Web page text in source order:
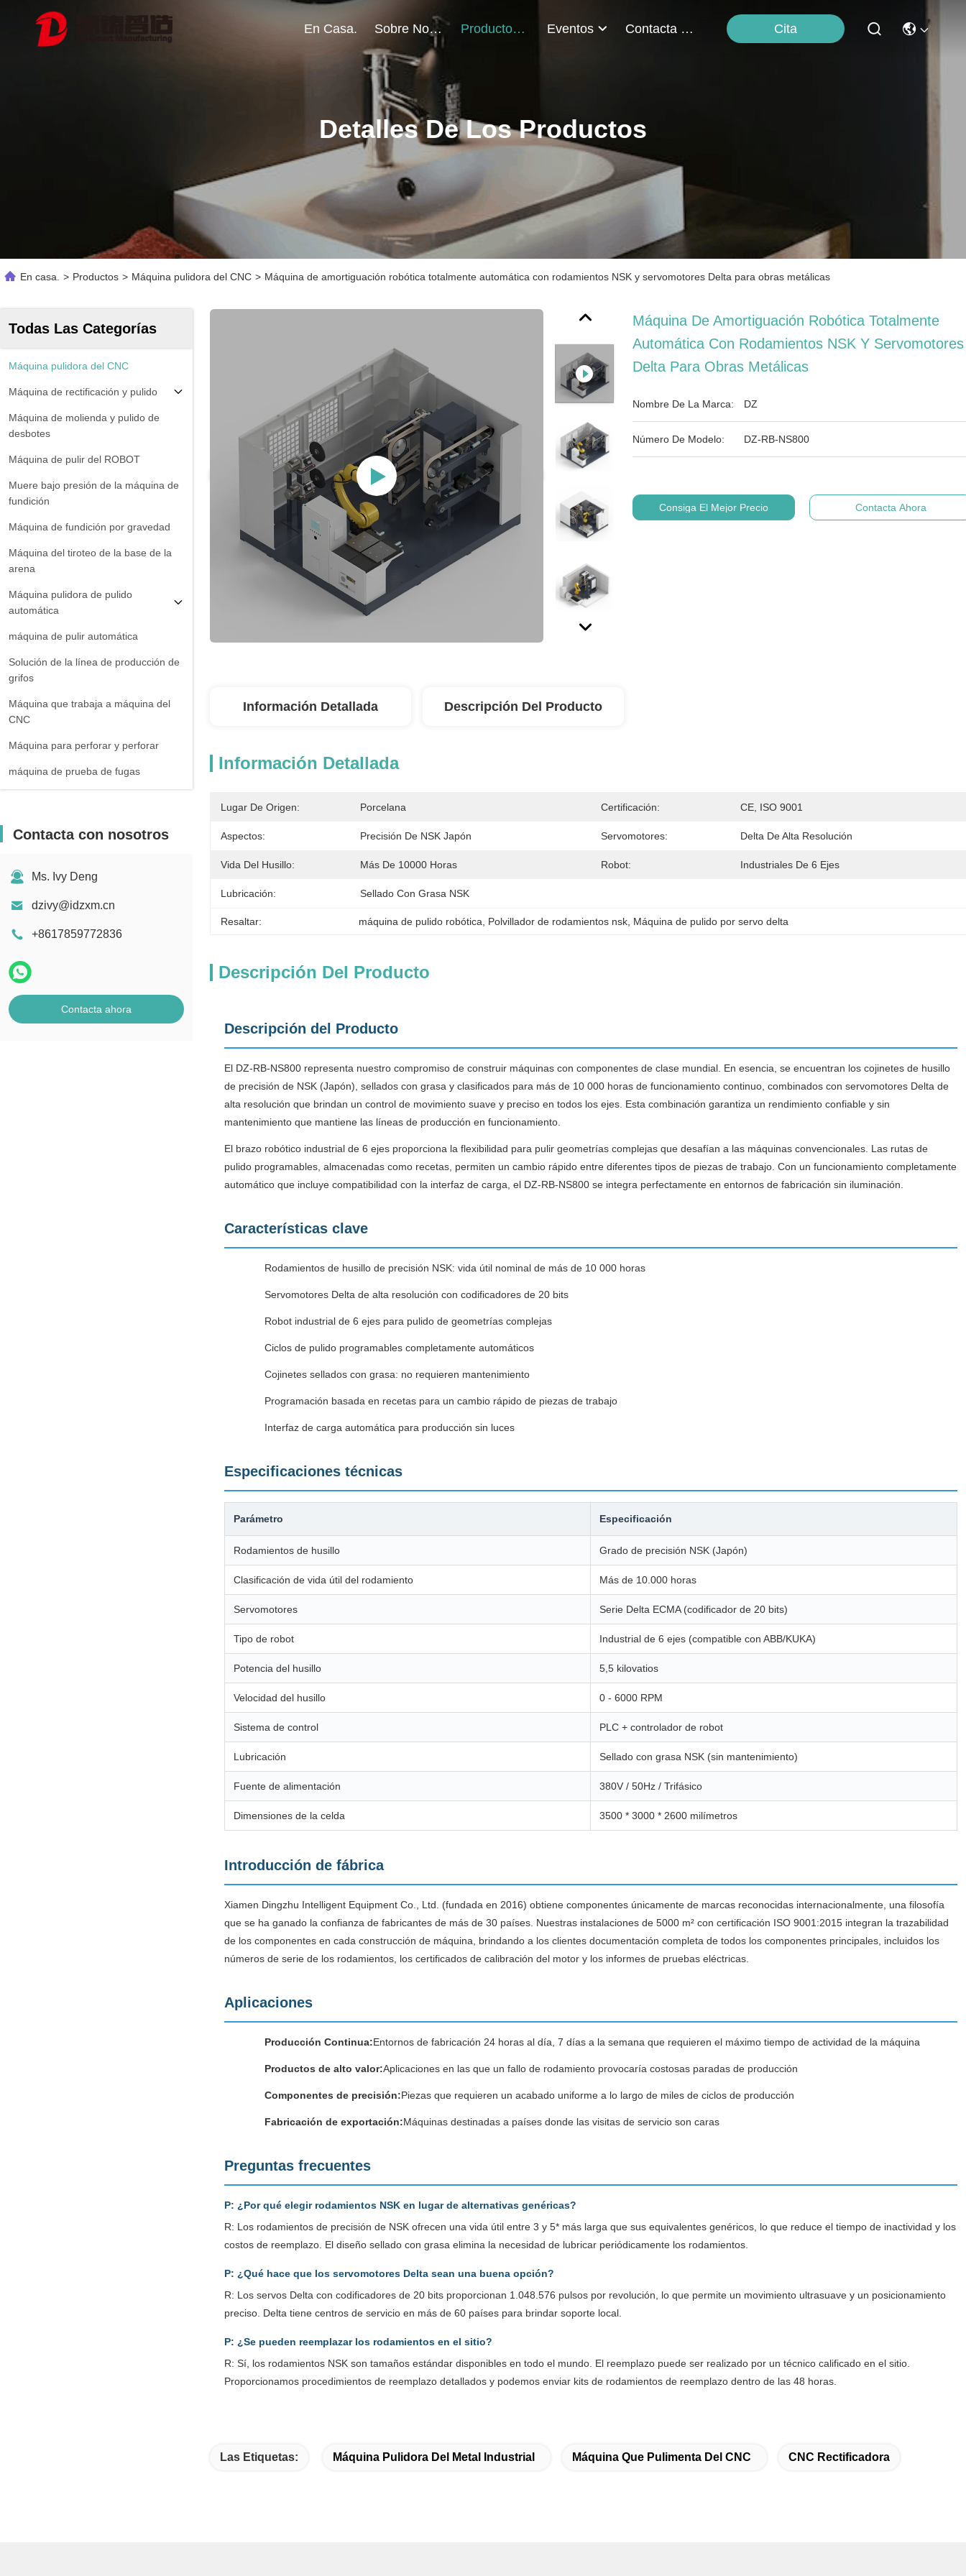
En Casa. Sobre Nosotros Productos Eventos Contacta Con Nosotros Cita
Detalles De Los Productos
En casa. > Productos > Máquina pulidora del CNC > Máquina de amortiguación robótica totalmente automática con rodamientos NSK y servomotores Delta para obras metálicas
Todas Las Categorías
Máquina pulidora del CNC
Máquina de rectificación y pulido
Máquina de molienda y pulido de
desbotes
Máquina de pulir del ROBOT
Muere bajo presión de la máquina de
fundición
Máquina de fundición por gravedad
Máquina del tiroteo de la base de la
arena
Máquina pulidora de pulido
automática
máquina de pulir automática
Solución de la línea de producción de
grifos
Máquina que trabaja a máquina del
CNC
Máquina para perforar y perforar
máquina de prueba de fugas
Contacta con nosotros
Ms. Ivy Deng
dzivy@idzxm.cn
+8617859772836
Contacta ahora
Máquina De Amortiguación Robótica Totalmente
Automática Con Rodamientos NSK Y Servomotores
Delta Para Obras Metálicas
Nombre De La Marca: DZ
Número De Modelo: DZ-RB-NS800
Consiga El Mejor Precio Contacta Ahora
Información Detallada Descripción Del Producto
Información Detallada
Lugar De Origen: Porcelana Certificación: CE, ISO 9001
Aspectos: Precisión De NSK Japón Servomotores: Delta De Alta Resolución
Vida Del Husillo: Más De 10000 Horas Robot: Industriales De 6 Ejes
Lubricación: Sellado Con Grasa NSK
Resaltar: máquina de pulido robótica Polvillador de rodamientos nsk Máquina de pulido por servo delta
Descripción Del Producto
Descripción del Producto
El DZ-RB-NS800 representa nuestro compromiso de construir máquinas con componentes de clase mundial. En esencia, se encuentran los cojinetes de husillo
de precisión de NSK (Japón), sellados con grasa y clasificados para más de 10 000 horas de funcionamiento continuo, combinados con servomotores Delta de
alta resolución que brindan un control de movimiento suave y preciso en todos los ejes. Esta combinación garantiza un rendimiento confiable y sin
mantenimiento que mantiene las líneas de producción en funcionamiento.
El brazo robótico industrial de 6 ejes proporciona la flexibilidad para pulir geometrías complejas que desafían a las máquinas convencionales. Las rutas de
pulido programables, almacenadas como recetas, permiten un cambio rápido entre diferentes tipos de piezas de trabajo. Con un funcionamiento completamente
automático que incluye compatibilidad con la interfaz de carga, el DZ-RB-NS800 se integra perfectamente en entornos de fabricación sin iluminación.
Características clave
Rodamientos de husillo de precisión NSK: vida útil nominal de más de 10 000 horas
Servomotores Delta de alta resolución con codificadores de 20 bits
Robot industrial de 6 ejes para pulido de geometrías complejas
Ciclos de pulido programables completamente automáticos
Cojinetes sellados con grasa: no requieren mantenimiento
Programación basada en recetas para un cambio rápido de piezas de trabajo
Interfaz de carga automática para producción sin luces
Especificaciones técnicas
Parámetro Especificación
Rodamientos de husillo Grado de precisión NSK (Japón)
Clasificación de vida útil del rodamiento Más de 10.000 horas
Servomotores Serie Delta ECMA (codificador de 20 bits)
Tipo de robot Industrial de 6 ejes (compatible con ABB/KUKA)
Potencia del husillo 5,5 kilovatios
Velocidad del husillo 0 - 6000 RPM
Sistema de control PLC + controlador de robot
Lubricación Sellado con grasa NSK (sin mantenimiento)
Fuente de alimentación 380V / 50Hz / Trifásico
Dimensiones de la celda 3500 * 3000 * 2600 milímetros
Introducción de fábrica
Xiamen Dingzhu Intelligent Equipment Co., Ltd. (fundada en 2016) obtiene componentes únicamente de marcas reconocidas internacionalmente, una filosofía
que se ha ganado la confianza de fabricantes de más de 30 países. Nuestras instalaciones de 5000 m² con certificación ISO 9001:2015 integran la trazabilidad
de los componentes en cada construcción de máquina, brindando a los clientes documentación completa de todos los componentes principales, incluidos los
números de serie de los rodamientos, los certificados de calibración del motor y los informes de pruebas eléctricas.
Aplicaciones
Producción Continua:Entornos de fabricación 24 horas al día, 7 días a la semana que requieren el máximo tiempo de actividad de la máquina
Productos de alto valor:Aplicaciones en las que un fallo de rodamiento provocaría costosas paradas de producción
Componentes de precisión:Piezas que requieren un acabado uniforme a lo largo de miles de ciclos de producción
Fabricación de exportación:Máquinas destinadas a países donde las visitas de servicio son caras
Preguntas frecuentes
P: ¿Por qué elegir rodamientos NSK en lugar de alternativas genéricas?
R: Los rodamientos de precisión de NSK ofrecen una vida útil entre 3 y 5* más larga que sus equivalentes genéricos, lo que reduce el tiempo de inactividad y los
costos de reemplazo. El diseño sellado con grasa elimina la necesidad de lubricar periódicamente los rodamientos.
P: ¿Qué hace que los servomotores Delta sean una buena opción?
R: Los servos Delta con codificadores de 20 bits proporcionan 1.048.576 pulsos por revolución, lo que permite un movimiento ultrasuave y un posicionamiento
preciso. Delta tiene centros de servicio en más de 60 países para brindar soporte local.
P: ¿Se pueden reemplazar los rodamientos en el sitio?
R: Sí, los rodamientos NSK son tamaños estándar disponibles en todo el mundo. El reemplazo puede ser realizado por un técnico calificado en el sitio.
Proporcionamos procedimientos de reemplazo detallados y podemos enviar kits de rodamientos de reemplazo dentro de las 48 horas.
Las Etiquetas: Máquina Pulidora Del Metal Industrial Máquina Que Pulimenta Del CNC CNC Rectificadora